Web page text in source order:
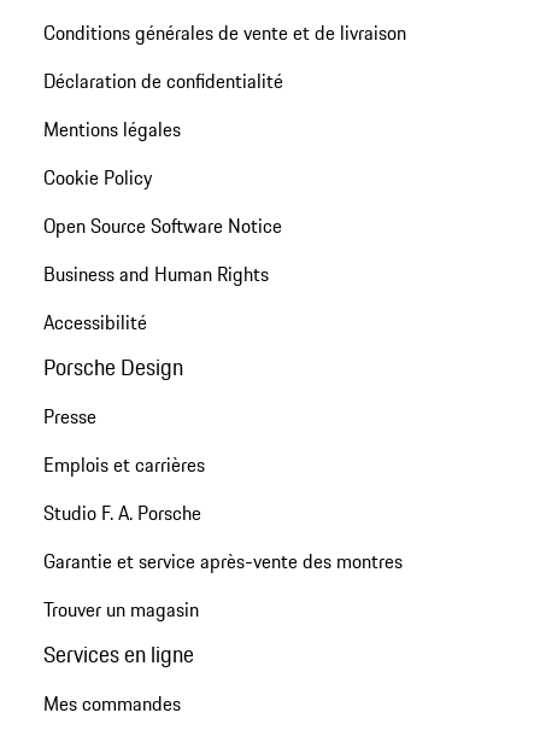
Conditions générales de vente et de livraison
Déclaration de confidentialité
Mentions légales
Cookie Policy
Open Source Software Notice
Business and Human Rights
Accessibilité
Porsche Design
Presse
Emplois et carrières
Studio F. A. Porsche
Garantie et service après-vente des montres
Trouver un magasin
Services en ligne
Mes commandes